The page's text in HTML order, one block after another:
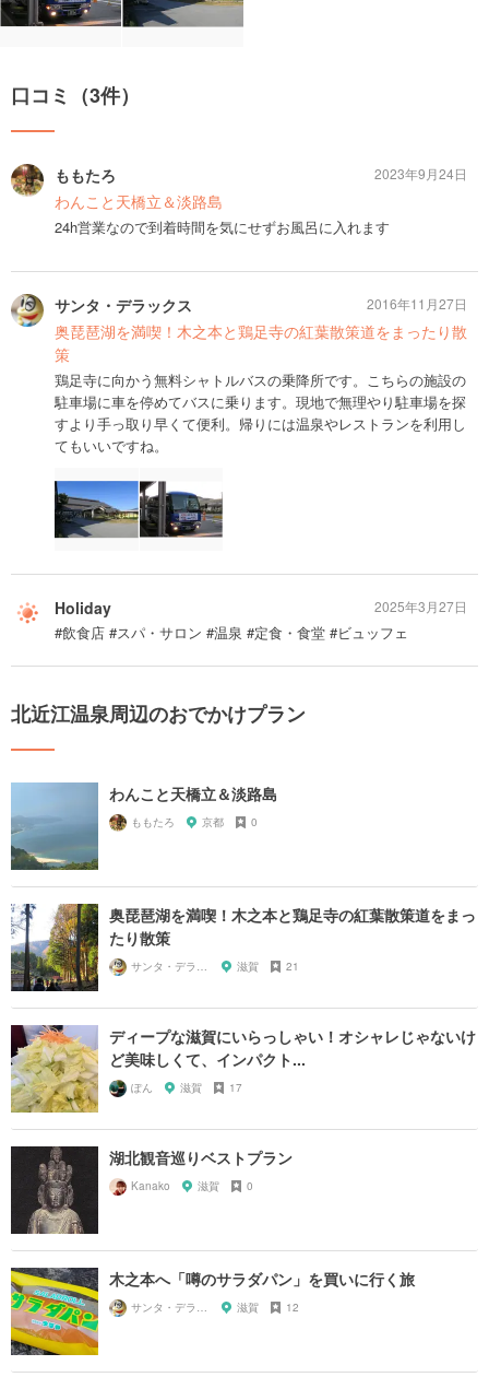
口コミ（3件）
ももたろ
わんこと天橋立＆淡路島
24h営業なので到着時間を気にせずお風呂に入れます
2023年9月24日
サンタ・デラックス
奥琵琶湖を満喫！木之本と鶏足寺の紅葉散策道をまったり散
策
鶏足寺に向かう無料シャトルバスの乗降所です。こちらの施設の
駐車場に車を停めてバスに乗ります。現地で無理やり駐車場を探
すより手っ取り早くて便利。帰りには温泉やレストランを利用し
てもいいですね。
2016年11月27日
Holiday
#飲食店 #スパ・サロン #温泉 #定食・食堂 #ビュッフェ
2025年3月27日
北近江温泉周辺のおでかけプラン
わんこと天橋立＆淡路島
ももたろ 京都 0
奥琵琶湖を満喫！木之本と鶏足寺の紅葉散策道をまっ
たり散策
サンタ・デラックス 滋賀 21
ディープな滋賀にいらっしゃい！オシャレじゃないけ
ど美味しくて、インパクト...
ぽん 滋賀 17
湖北観音巡りベストプラン
Kanako 滋賀 0
木之本へ「噂のサラダパン」を買いに行く旅
サンタ・デラックス 滋賀 12